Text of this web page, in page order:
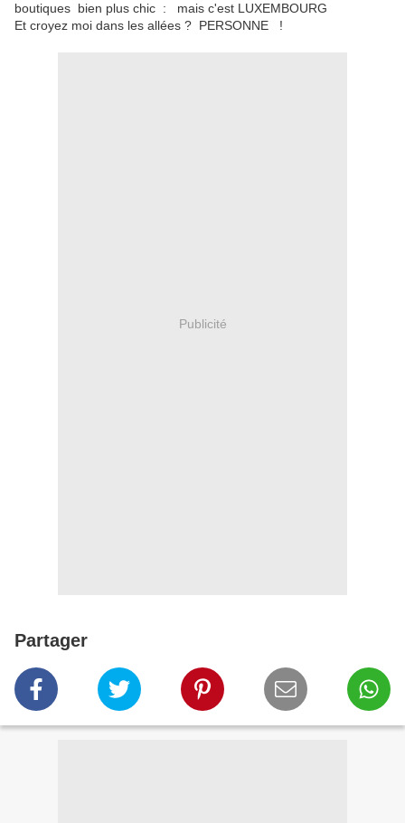
boutiques bien plus chic : mais c'est LUXEMBOURG
Et croyez moi dans les allées ? PERSONNE !
Publicité
Partager